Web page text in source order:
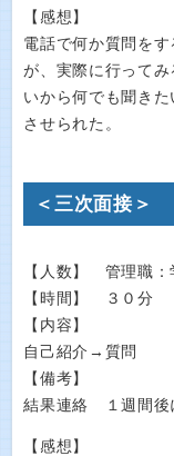
【感想】
電話で何か質問を
が、実際に行って
いから何でも聞き
させられた。
＜三次面接＞
【人数】 管理職：
【時間】 ３０分
【内容】
自己紹介→質問
【備考】
結果連絡 １週間後
【感想】